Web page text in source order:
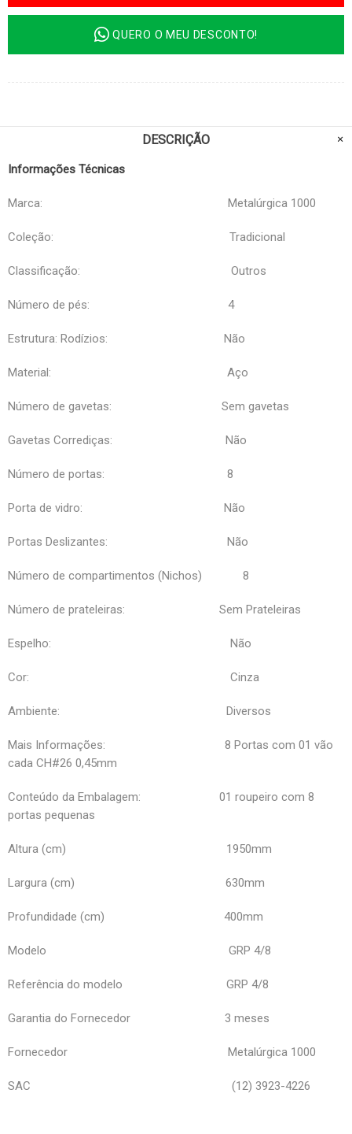
QUERO O MEU DESCONTO!
DESCRIÇÃO
Informações Técnicas
Marca: Metalúrgica 1000
Coleção: Tradicional
Classificação: Outros
Número de pés: 4
Estrutura: Rodízios: Não
Material: Aço
Número de gavetas: Sem gavetas
Gavetas Corrediças: Não
Número de portas: 8
Porta de vidro: Não
Portas Deslizantes: Não
Número de compartimentos (Nichos) 8
Número de prateleiras: Sem Prateleiras
Espelho: Não
Cor: Cinza
Ambiente: Diversos
Mais Informações: 8 Portas com 01 vão
cada CH#26 0,45mm
Conteúdo da Embalagem: 01 roupeiro com 8
portas pequenas
Altura (cm) 1950mm
Largura (cm) 630mm
Profundidade (cm) 400mm
Modelo GRP 4/8
Referência do modelo GRP 4/8
Garantia do Fornecedor 3 meses
Fornecedor Metalúrgica 1000
SAC (12) 3923-4226